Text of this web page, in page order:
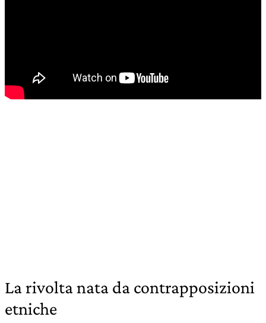
La rivolta nata da contrapposizioni
etniche